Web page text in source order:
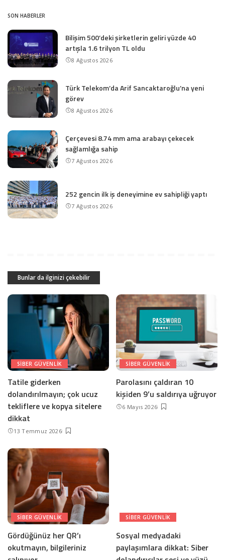
SON HABERLER
Bilişim 500’deki şirketlerin geliri yüzde 40
artışla 1.6 trilyon TL oldu
8 Ağustos 2026
Türk Telekom’da Arif Sancaktaroğlu’na yeni
görev
8 Ağustos 2026
Çerçevesi 8.74 mm ama arabayı çekecek
sağlamlığa sahip
7 Ağustos 2026
252 gencin ilk iş deneyimine ev sahipliği yaptı
7 Ağustos 2026
Bunlar da ilginizi çekebilir
SIBER GÜVENLIK
Tatile giderken
dolandırılmayın; çok ucuz
tekliflere ve kopya sitelere
dikkat
13 Temmuz 2026
SIBER GÜVENLIK
Parolasını çaldıran 10
kişiden 9’u saldırıya uğruyor
6 Mayıs 2026
SIBER GÜVENLIK
Gördüğünüz her QR’ı
okutmayın, bilgileriniz
SIBER GÜVENLIK
Sosyal medyadaki
paylaşımlara dikkat: Siber